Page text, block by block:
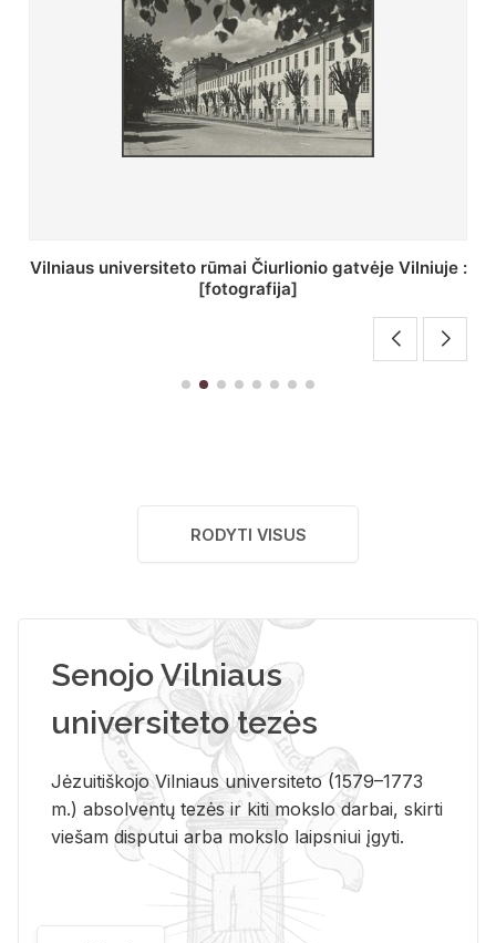
St. Batoro universiteto J. Pilsudskio kolegija :
[fotografija]
RODYTI VISUS
Senojo Vilniaus
universiteto tezės
Jėzuitiškojo Vilniaus universiteto (1579–1773
m.) absolventų tezės ir kiti mokslo darbai, skirti
viešam disputui arba mokslo laipsniui įgyti.